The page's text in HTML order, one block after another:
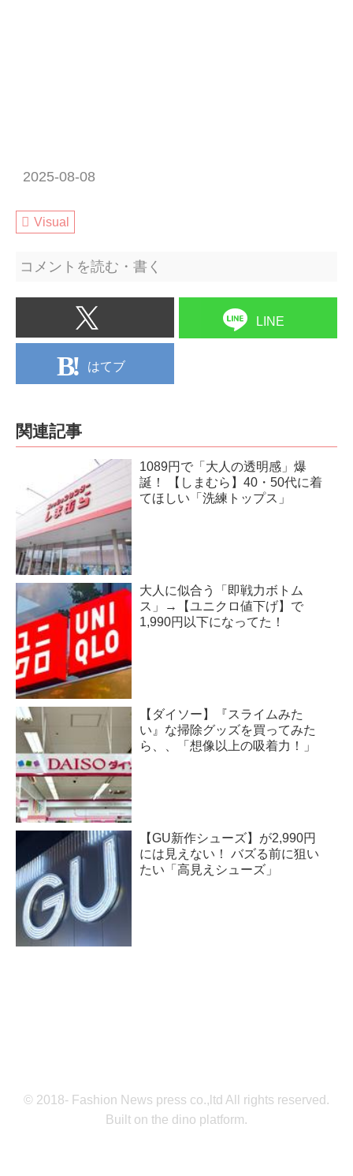
2025-08-08
Visual
コメントを読む・書く
LINE
はてブ
関連記事
1089円で「大人の透明感」爆
誕！ 【しまむら】40・50代に着
てほしい「洗練トップス」
大人に似合う「即戦力ボトム
ス」→【ユニクロ値下げ】で
1,990円以下になってた！
【ダイソー】『スライムみた
い』な掃除グッズを買ってみた
ら、、「想像以上の吸着力！」
【GU新作シューズ】が2,990円
には見えない！ バズる前に狙い
たい「高見えシューズ」
© 2018- Fashion News press co.,ltd All rights reserved.
Built on the dino platform.